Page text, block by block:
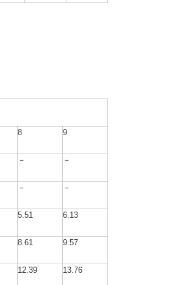
8 9
－ －
－ －
5.51 6.13
8.61 9.57
12.39 13.76